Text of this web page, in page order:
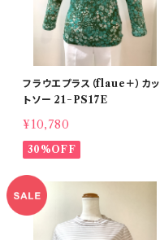
フラウエプラス（flaue＋）カッ
トソー 21−PS17E
¥10,780
30%OFF